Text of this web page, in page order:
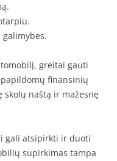
greitai gauti
finansinių
skolų naštą ir mažesnę
gali atsipirkti ir duoti
supirkimas tampa